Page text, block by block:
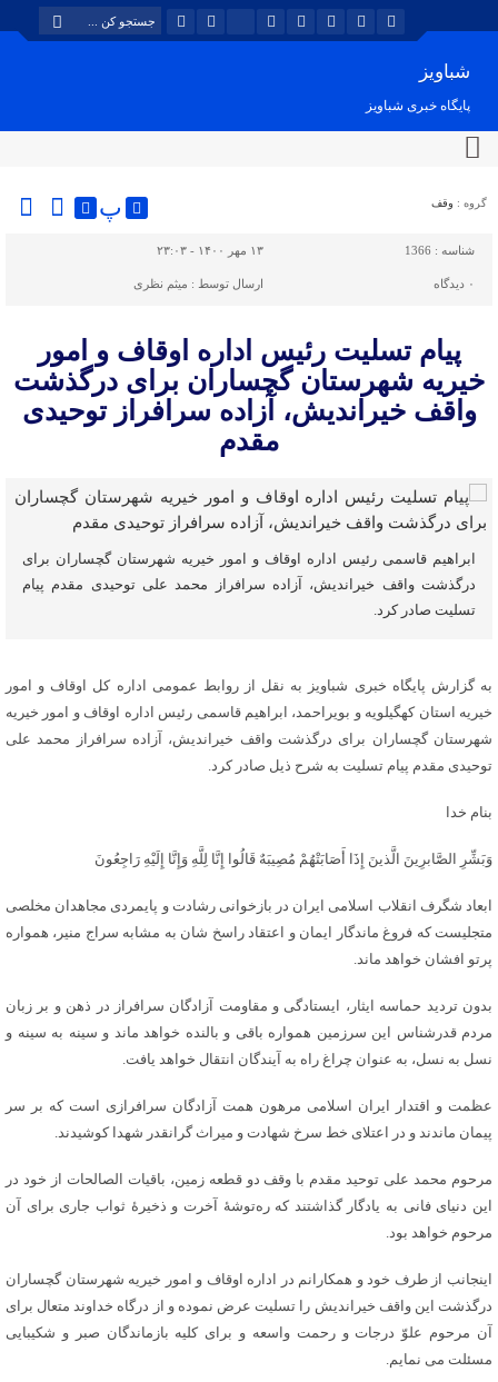
شباویز
پایگاه خبری شباویز
گروه : وقف پ
شناسه : 1366 ۱۳ مهر ۱۴۰۰ - ۲۳:۰۳
۰ دیدگاه ارسال توسط : میثم نظری
پیام تسلیت رئیس اداره اوقاف و امور
خیریه شهرستان گچساران برای درگذشت
واقف خیراندیش، آزاده سرافراز توحیدی
مقدم
ابراهیم قاسمی رئیس اداره اوقاف و امور خیریه شهرستان گچساران برای
درگذشت واقف خیراندیش، آزاده سرافراز محمد علی توحیدی مقدم پیام
تسلیت صادر کرد.
به گزارش پایگاه خبری شباویز به نقل از روابط عمومی اداره کل اوقاف و امور
خیریه استان کهگیلویه و بویراحمد، ابراهیم قاسمی رئیس اداره اوقاف و امور خیریه
شهرستان گچساران برای درگذشت واقف خیراندیش، آزاده سرافراز محمد علی
توحیدی مقدم پیام تسلیت به شرح ذیل صادر کرد.
بنام خدا
وَبَشِّرِ الصَّابرِینَ الَّذینَ إِذَا أَصَابَتْهُمْ مُصِیبَهٌ قَالُوا إِنَّا لِلَّهِ وَإِنَّا إِلَیْهِ رَاجِعُونَ
ابعاد شگرف انقلاب اسلامی ایران در بازخوانی رشادت و پایمردی مجاهدان مخلصی
متجلیست که فروغ ماندگار ایمان و اعتقاد راسخ شان به مشابه سراج منیر، همواره
پرتو افشان خواهد ماند.
بدون تردید حماسه ایثار، ایستادگی و مقاومت آزادگان سرافراز در ذهن و بر زبان
مردم قدرشناس این سرزمین همواره باقی و بالنده خواهد ماند و سینه به سینه و
نسل به نسل، به عنوان چراغ راه به آیندگان انتقال خواهد یافت.
عظمت و اقتدار ایران اسلامی مرهون همت آزادگان سرافرازی است که بر سر
پیمان ماندند و در اعتلای خط سرخ شهادت و میراث گرانقدر شهدا کوشیدند.
مرحوم محمد علی توحید مقدم با وقف دو قطعه زمین، باقیات الصالحات از خود در
این دنیای فانی به یادگار گذاشتند که ره‌توشۀ آخرت و ذخیرۀ ثواب جاری برای آن
مرحوم خواهد بود.
اینجانب از طرف خود و همکارانم در اداره اوقاف و امور خیریه شهرستان گچساران
درگذشت این واقف خیراندیش را تسلیت عرض نموده و از درگاه خداوند متعال برای
آن مرحوم علوّ درجات و رحمت واسعه و برای کلیه بازماندگان صبر و شکیبایی
مسئلت می نمایم.